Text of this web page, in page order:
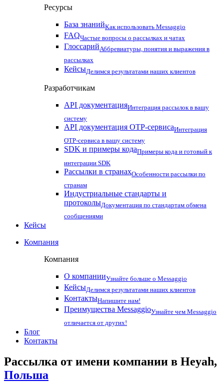
Ресурсы
База знанийКак использовать Messaggio
FAQЧастые вопросы о рассылках и чатах
ГлоссарийАббревиатуры, понятия и выражения в
рассылках
КейсыДелимся результатами наших клиентов
Разработчикам
API документацияИнтеграция рассылок в вашу
систему
API документация OTP-сервисаИнтеграция
OTP-сервиса в вашу систему
SDK и примеры кодаПримеры кода и готовый к
интеграции SDK
Рассылки в странахОсобенности рассылки по
странам
Индустриальные стандарты и
протоколыДокументация по стандартам обмена
сообщениями
Кейсы
Компания
Компания
О компанииУзнайте больше о Messaggio
КейсыДелимся результатами наших клиентов
КонтактыНапишите нам!
Преимущества MessaggioУзнайте чем Messaggio
отличается от других!
Блог
Контакты
Рассылка от имени компании в Heyah,
Польша